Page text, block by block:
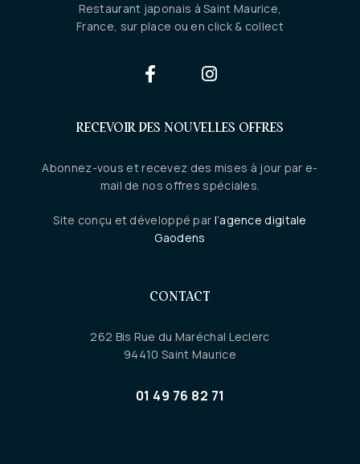
Restaurant japonais à Saint Maurice,
France, sur place ou en click & collect
RECEVOIR DES NOUVELLES OFFRES
Abonnez-vous et recevez des mises à jour par e-
mail de nos offres spéciales.
Site conçu et développé par l’agence digitale
Gaodens
CONTACT
262 Bis Rue du Maréchal Leclerc
94410 Saint Maurice
01 49 76 82 71